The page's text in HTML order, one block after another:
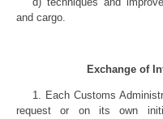
and cargo.
Exchange of
1. Each Customs
request or on its own